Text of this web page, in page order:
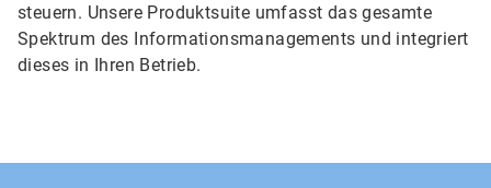
steuern. Unsere Produktsuite umfasst das gesamte
Spektrum des Informationsmanagements und integriert
dieses in Ihren Betrieb.